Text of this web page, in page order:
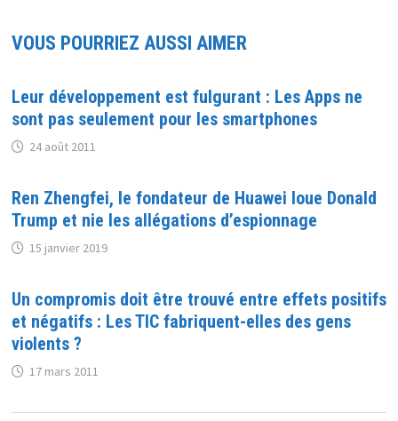
VOUS POURRIEZ AUSSI AIMER
Leur développement est fulgurant : Les Apps ne
sont pas seulement pour les smartphones
24 août 2011
Ren Zhengfei, le fondateur de Huawei loue Donald
Trump et nie les allégations d’espionnage
15 janvier 2019
Un compromis doit être trouvé entre effets positifs
et négatifs : Les TIC fabriquent-elles des gens
violents ?
17 mars 2011